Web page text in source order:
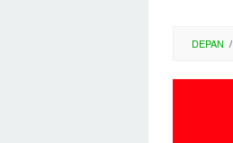
DEPAN /